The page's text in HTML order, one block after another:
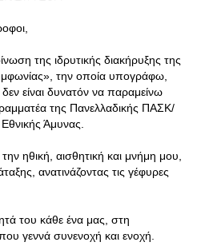
της ιδρυτικής διακήρυξης της
την οποία υπογράφω,
είναι δυνατόν να παραμείνω
της Πανελλαδικής ΠΑΣΚ/
Άμυνας.
ηθική, αισθητική και μνήμη μου,
ανατινάζοντας τις γέφυρες
του κάθε ένα μας, στη
γεννά συνενοχή και ενοχή.